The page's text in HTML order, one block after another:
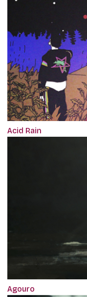
Acid Rain
Agouro